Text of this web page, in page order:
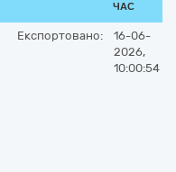
ЧАС
Експортовано:
16-06-
2026,
10:00:54